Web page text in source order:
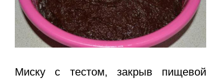
Миску с тестом, закрыв пищевой